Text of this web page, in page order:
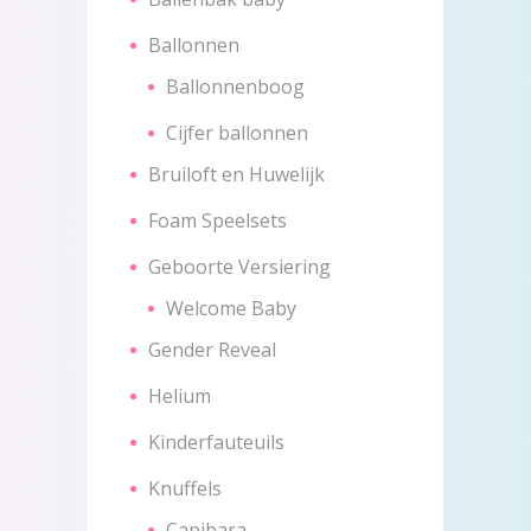
Ballonnen
Ballonnenboog
Cijfer ballonnen
Bruiloft en Huwelijk
Foam Speelsets
Geboorte Versiering
Welcome Baby
Gender Reveal
Helium
Kinderfauteuils
Knuffels